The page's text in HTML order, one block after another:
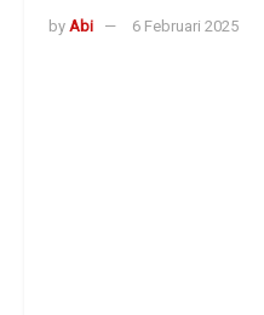
by Abi 6 Februari 2025